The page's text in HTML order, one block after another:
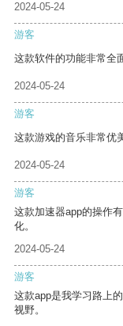
2024-05-24
游客
这款软件的功能非常全
2024-05-24
游客
这款游戏的音乐非常优
2024-05-24
游客
这款加速器app的操作
化。
2024-05-24
游客
这款app是我学习路上
视野。